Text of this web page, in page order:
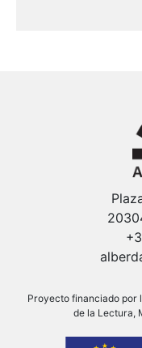
Proyecto financiado por
de la Lectura,